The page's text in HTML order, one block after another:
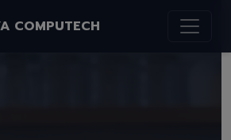
COMPUTECH